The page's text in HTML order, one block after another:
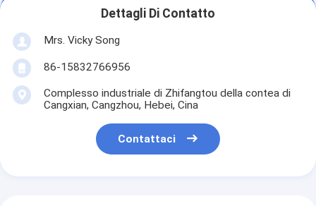
Dettagli Di Contatto
Mrs. Vicky Song
86-15832766956
Complesso industriale di Zhifangtou della contea di
Cangxian, Cangzhou, Hebei, Cina
Contattaci